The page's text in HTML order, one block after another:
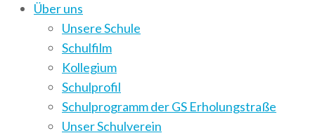
Über uns
Unsere Schule
Schulfilm
Kollegium
Schulprofil
Schulprogramm der GS Erholungstraße
Unser Schulverein